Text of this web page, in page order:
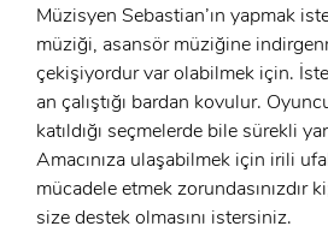
Müzisyen Sebastian’ın yapmak
müziği, asansör müziğine
çekişiyordur var olabilmek için.
an çalıştığı bardan kovulur.
katıldığı seçmelerde bile sürekli
Amacınıza ulaşabilmek için irili
mücadele etmek zorundasınızdır
size destek olmasını istersiniz.